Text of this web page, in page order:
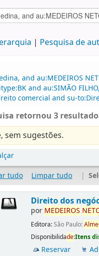
Pesquisa de
and au:MEDEIROS
and au:SIMÃO
comercial and su-
retornou 3
sem sugestões.
tudo
Limpar tudo |
Direito dos
por MEDEIROS
Editora:São Paulo:
Disponibilidade:Itens
Reservar